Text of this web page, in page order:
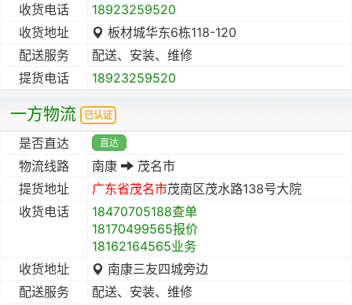
收货电话
18923259520
收货地址
板材城华东6栋118-120
配送服务
配送、安装、维修
提货电话
18923259520
一方物流 已认证
是否直达 直达
物流线路 南康
茂名市
提货地址
广东省茂名市茂南区茂水路138号大院
收货电话
18470705188查单
18170499565报价
18162164565业务
收货地址
南康三友四城旁边
配送服务
配送、安装、维修